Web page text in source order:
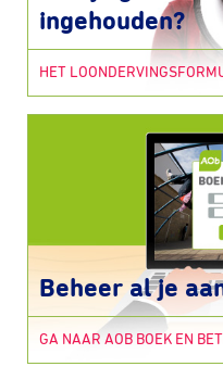
ingehouden?
HET
Beheer al je
GA NAAR AOB BOEK EN